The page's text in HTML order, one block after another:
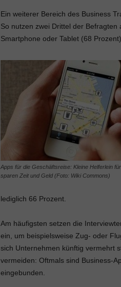
Ein weiterer Bereich des Business
So nutzen zwei Drittel der
Smartphone oder Tablet (68 Prozent).
Apps für die Geschäftsreise: Kleine Helferlein
sparen Zeit und Geld (Foto: Wiki Commons)
lediglich 66 Prozent.
Am häufigsten setzen die
ein, um beispielsweise Zug- oder
sich Unternehmen künftig vermehrt
vermeiden: Oftmals sind Business-
eingebunden.